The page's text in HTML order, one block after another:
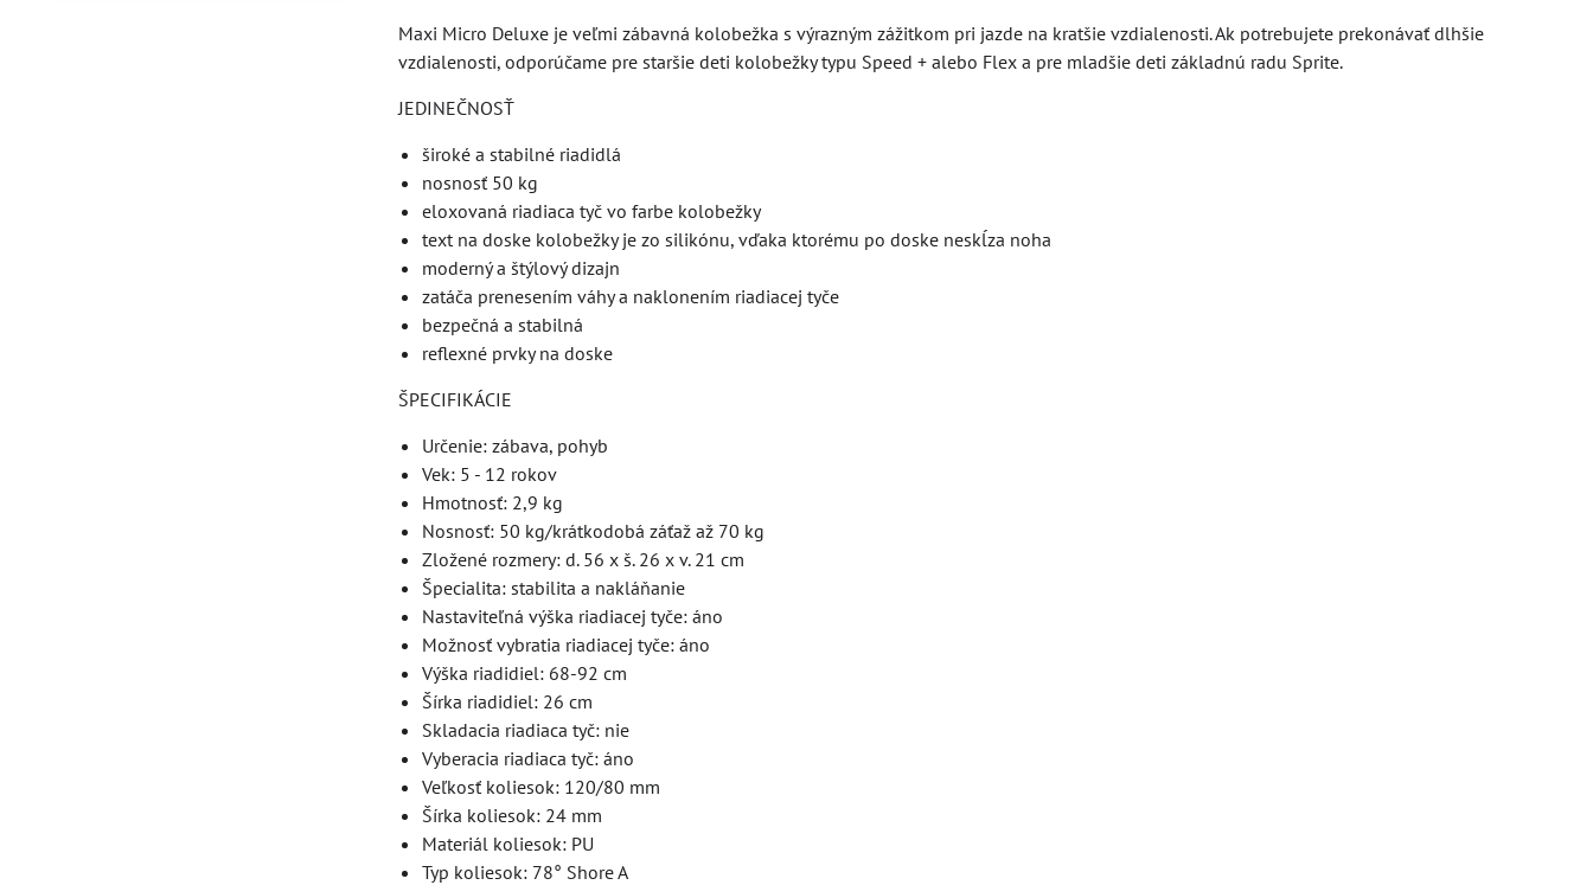
Maxi Micro Deluxe je veľmi zábavná kolobežka s výrazným zážitkom pri jazde na kratšie vzdialenosti. Ak potrebujete prekonávať dlhšie
vzdialenosti, odporúčame pre staršie deti kolobežky typu Speed ​+ alebo Flex a pre mladšie deti základnú radu Sprite.
JEDINEČNOSŤ
široké a stabilné riadidlá
nosnosť 50 kg
eloxovaná riadiaca tyč vo farbe kolobežky
text na doske kolobežky je zo silikónu, vďaka ktorému po doske neskĺza noha
moderný a štýlový dizajn
zatáča prenesením váhy a naklonením riadiacej tyče
bezpečná a stabilná
reflexné prvky na doske
ŠPECIFIKÁCIE
Určenie: zábava, pohyb
Vek: 5 - 12 rokov
Hmotnosť: 2,9 kg
Nosnosť: 50 kg/krátkodobá záťaž až 70 kg
Zložené rozmery: d. 56 x š. 26 x v. 21 cm
Špecialita: stabilita a nakláňanie
Nastaviteľná výška riadiacej tyče: áno
Možnosť vybratia riadiacej tyče: áno
Výška riadidiel: 68-92 cm
Šírka riadidiel: 26 cm
Skladacia riadiaca tyč: nie
Vyberacia riadiaca tyč: áno
Veľkosť koliesok: 120/80 mm
Šírka koliesok: 24 mm
Materiál koliesok: PU
Typ koliesok: 78° Shore A